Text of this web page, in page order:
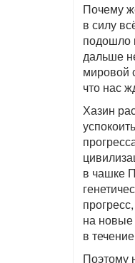
Почему
в силу
подошло
дальше
мировой
что нас
Хазин
в чашке
на новые
в
Поэтому